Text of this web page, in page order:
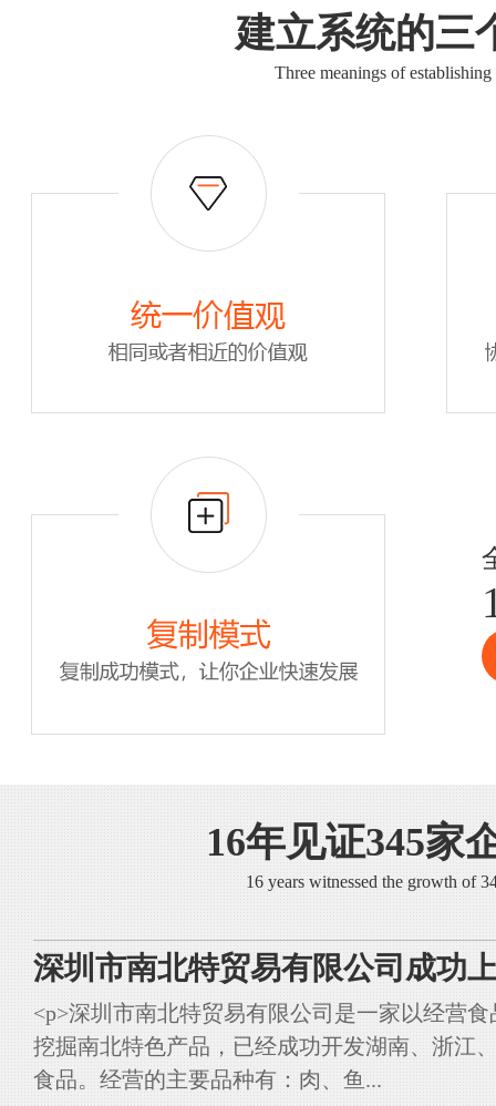
建立系统的三
Three meanings of establishing
16年见证345家
16 years witnessed the growth of
深圳市南北特贸易有限公司成功
<p>深圳市南北特贸易有限公司是一家以经营
挖掘南北特色产品，已经成功开发湖南、浙江
食品。经营的主要品种有：肉、鱼...